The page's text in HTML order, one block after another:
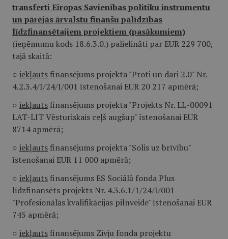
transferti Eiropas Savienības politiku instrumentu
un pārējās ārvalstu finanšu palīdzības
līdzfinansētajiem projektiem (pasākumiem)
(ieņēmumu kods 18.6.3.0.) palielināti par EUR 229 700,
tajā skaitā:
○ iekļautsfinansējums projekta "Proti un dari 2.0" Nr.
4.2.3.4/I/24/I/001 īstenošanai EUR 20 217 apmērā;
○ iekļautsfinansējums projekta "Projekts Nr. LL-00091
LAT-LIT Vēsturiskais ceļš augšup" īstenošanai EUR
8714 apmērā;
○ iekļautsfinansējums projekta "Solis uz brīvību"
īstenošanai EUR 11 000 apmērā;
○ iekļautsfinansējums ES Sociālā fonda Plus
līdzfinansēts projekts Nr. 4.3.6.1/1/24/I/001
"Profesionālās kvalifikācijas pilnveide" īstenošanai EUR
745 apmērā;
○ iekļautsfinansējums Zivju fonda projektu